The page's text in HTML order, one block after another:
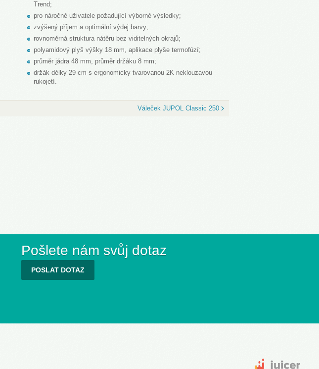
Trend;
pro náročné uživatele požadující výborné výsledky;
zvýšený příjem a optimální výdej barvy;
rovnoměrná struktura nátěru bez viditelných okrajů;
polyamidový plyš výšky 18 mm, aplikace plyše termofúzí;
průměr jádra 48 mm, průměr držáku 8 mm;
držák délky 29 cm s ergonomicky tvarovanou 2K neklouzavou
rukojetí.
Váleček JUPOL Classic 250
Pošlete nám svůj dotaz
POSLAT DOTAZ